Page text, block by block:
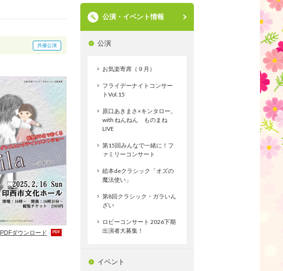
共催公演
PDFダウンロード PDF
公演・イベント情報
公演
お気楽寄席（９月）
フライデーナイトコンサー
トVol.15
原口あきまさ×キンタロー。
with ねんねん ものまね
LIVE
第15回みんなで一緒に！フ
ァミリーコンサート
絵本deクラシック「オズの
魔法使い」
第8回クラシック・ガラいん
ざい
ロビーコンサート 2026下期
出演者大募集！
イベント